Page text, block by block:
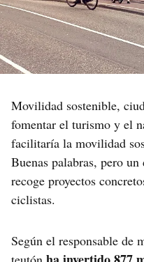
Movilidad sostenible,
fomentar el turismo y el
facilitaría la movilidad
Buenas palabras, pero
recoge proyectos
ciclistas.
Según el responsable de